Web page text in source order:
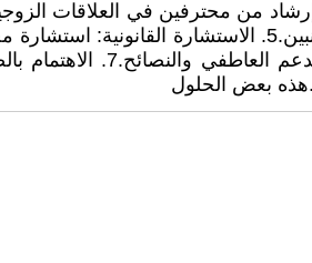
وعائلة للحصول
بعض الحلول